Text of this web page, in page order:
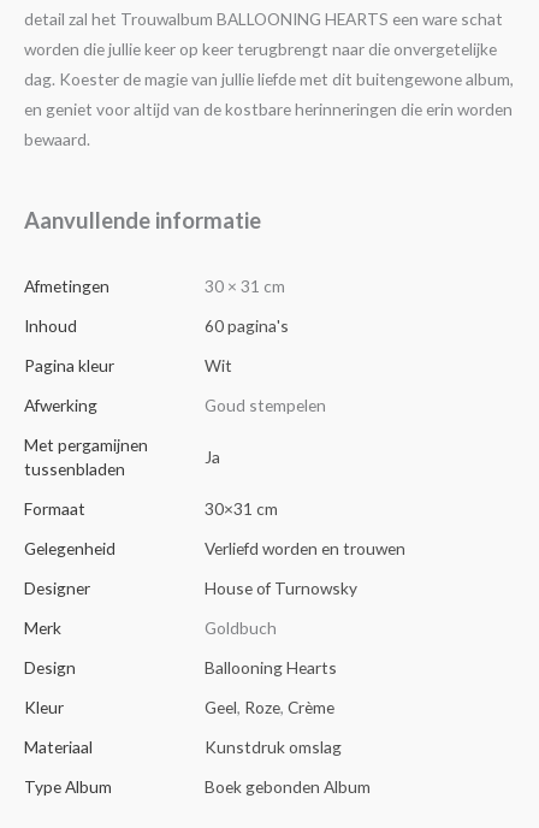
detail zal het Trouwalbum BALLOONING HEARTS een ware schat
worden die jullie keer op keer terugbrengt naar die onvergetelijke
dag. Koester de magie van jullie liefde met dit buitengewone album,
en geniet voor altijd van de kostbare herinneringen die erin worden
bewaard.
Aanvullende informatie
Afmetingen
30 × 31 cm
Inhoud
60 pagina's
Pagina kleur
Wit
Afwerking
Goud stempelen
Met pergamijnen
tussenbladen
Ja
Formaat
30×31 cm
Gelegenheid
Verliefd worden en trouwen
Designer
House of Turnowsky
Merk
Goldbuch
Design
Ballooning Hearts
Kleur
Geel, Roze, Crème
Materiaal
Kunstdruk omslag
Type Album
Boek gebonden Album